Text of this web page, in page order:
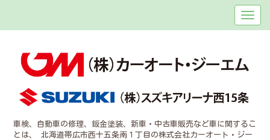
車検、自動車の修理、鈑金塗装、新車・中古車販売など車に関するこ
とは、 北海道帯広市西十五条南１丁目の株式会社カーオート・ジー